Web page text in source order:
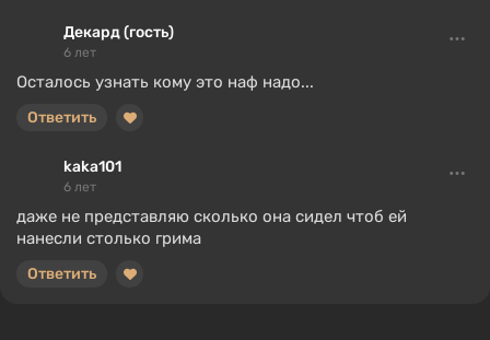
Декард (гость)
6 лет
Осталось узнать кому это наф надо...
Ответить
kaka101
6 лет
даже не представляю сколько она сидел чтоб ей
нанесли столько грима
Ответить